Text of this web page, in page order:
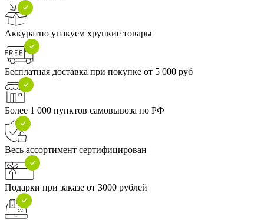
Аккуратно упакуем хрупкие товары
Бесплатная доставка при покупке от 5 000 руб
Более 1 000 пунктов самовывоза по РФ
Весь ассортимент сертифицирован
Подарки при заказе от 3000 рублей